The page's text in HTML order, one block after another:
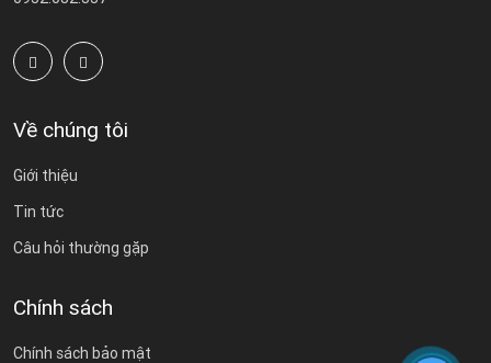
Về chúng tôi
Giới thiệu
Tin tức
Câu hỏi thường gặp
Chính sách
Chính sách bảo mật